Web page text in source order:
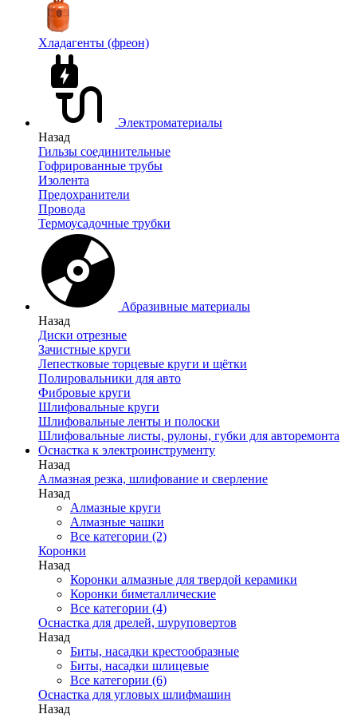
Хладагенты (фреон)
Электроматериалы
Назад
Гильзы соединительные
Гофрированные трубы
Изолента
Предохранители
Провода
Термоусадочные трубки
Абразивные материалы
Назад
Диски отрезные
Зачистные круги
Лепестковые торцевые круги и щётки
Полировальники для авто
Фибровые круги
Шлифовальные круги
Шлифовальные ленты и полоски
Шлифовальные листы, рулоны, губки для авторемонта
Оснастка к электроинструменту
Назад
Алмазная резка, шлифование и сверление
Назад
Алмазные круги
Алмазные чашки
Все категории (2)
Коронки
Назад
Коронки алмазные для твердой керамики
Коронки биметаллические
Все категории (4)
Оснастка для дрелей, шуруповертов
Назад
Биты, насадки крестообразные
Биты, насадки шлицевые
Все категории (6)
Оснастка для угловых шлифмашин
Назад